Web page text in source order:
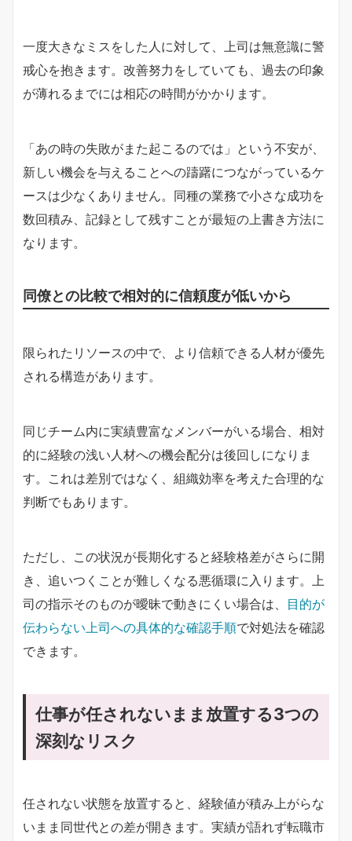
一度大きなミスをした人に対して、上司は無意識に警
戒心を抱きます。改善努力をしていても、過去の印象
が薄れるまでには相応の時間がかかります。
「あの時の失敗がまた起こるのでは」という不安が、
新しい機会を与えることへの躊躇につながっているケ
ースは少なくありません。同種の業務で小さな成功を
数回積み、記録として残すことが最短の上書き方法に
なります。
同僚との比較で相対的に信頼度が低いから
限られたリソースの中で、より信頼できる人材が優先
される構造があります。
同じチーム内に実績豊富なメンバーがいる場合、相対
的に経験の浅い人材への機会配分は後回しになりま
す。これは差別ではなく、組織効率を考えた合理的な
判断でもあります。
ただし、この状況が長期化すると経験格差がさらに開
き、追いつくことが難しくなる悪循環に入ります。上
司の指示そのものが曖昧で動きにくい場合は、 目的が
伝わらない上司への具体的な確認手順で対処法を確認
できます。
仕事が任されないまま放置する3つの
深刻なリスク
任されない状態を放置すると、経験値が積み上がらな
いまま同世代との差が開きます。実績が語れず転職市